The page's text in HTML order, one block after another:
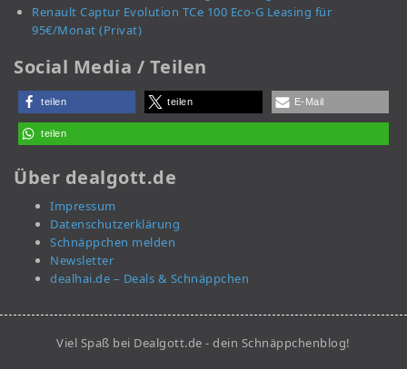
Renault Captur Evolution TCe 100 Eco-G Leasing für
95€/Monat (Privat)
Social Media / Teilen
teilen teilen E-Mail
teilen
Über dealgott.de
Impressum
Datenschutzerklärung
Schnäppchen melden
Newsletter
dealhai.de – Deals & Schnäppchen
Viel Spaß bei Dealgott.de - dein Schnäppchenblog!